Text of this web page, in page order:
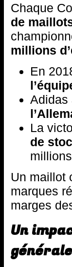
Chaque
de
millions
En
Adidas
La
de
Un maillot
marques
marges
Un